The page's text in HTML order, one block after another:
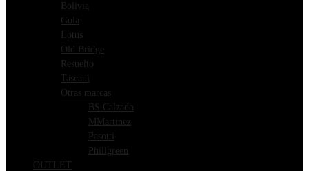
Bolivia
Gola
Lotus
Old Bridge
Resuelto
Tascani
Otras marcas
BS Calzado
MMartinez
Pasotti
Phillgreen
OUTLET